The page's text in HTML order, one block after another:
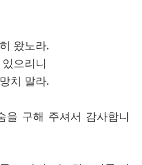
왔노라.
으리니
치 말라.
을 구해 주셔서 감사합니